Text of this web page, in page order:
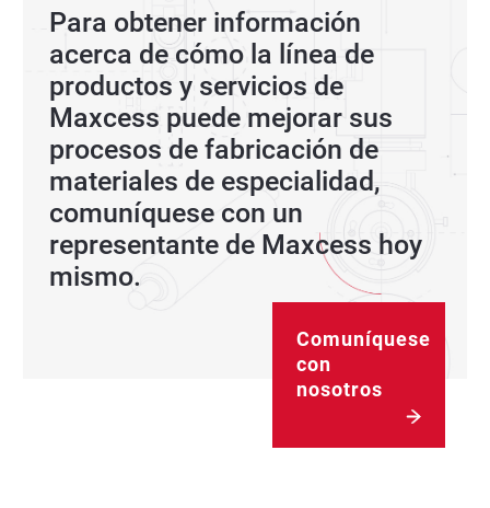
Para obtener información
acerca de cómo la línea de
productos y servicios de
Maxcess puede mejorar sus
procesos de fabricación de
materiales de especialidad,
comuníquese con un
representante de Maxcess hoy
mismo.
Comuníquese
con
nosotros